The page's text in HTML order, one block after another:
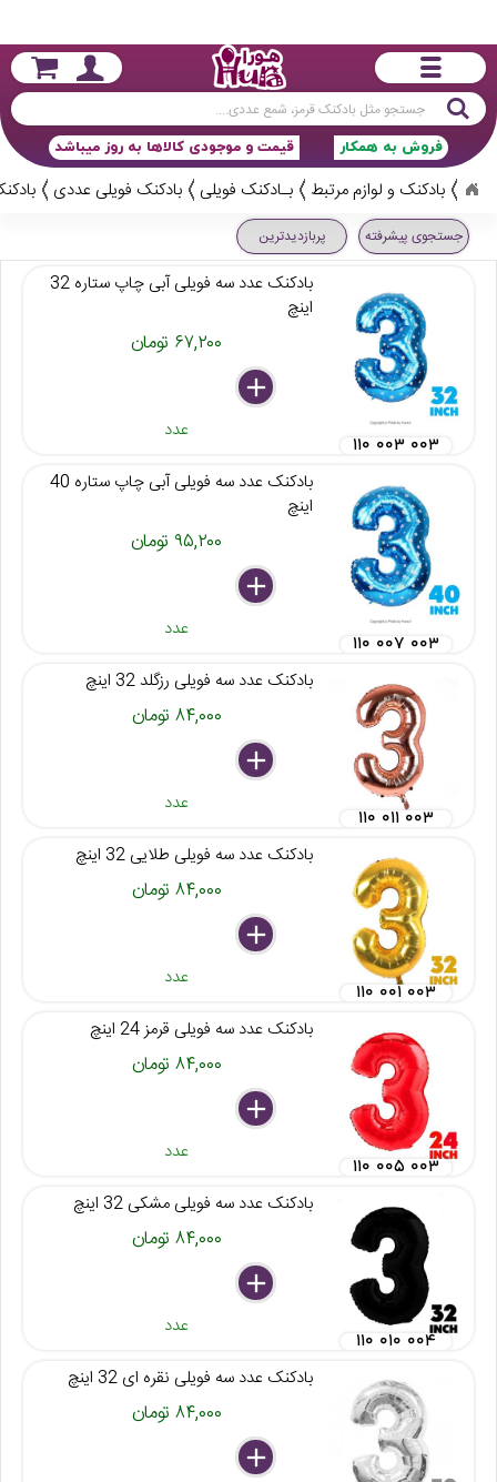
جستجو
قیمت و موجودی کالاها به روز میباشد فروش به همکار
بادکنک و لوازم مرتبط بـادکنک فویلی بادکنک فویلی عددی
جستجوی پیشرفته پربازدیدترین
بادکنک عدد سه فویلی آبی چاپ ستاره 32
اینچ
۶۷,۲۰۰ تومان
delete
remove
add
عدد
۱۱۰ ۰۰۳ ۰۰۳
بادکنک عدد سه فویلی آبی چاپ ستاره 40
اینچ
۹۵,۲۰۰ تومان
delete
remove
add
عدد
۱۱۰ ۰۰۷ ۰۰۳
بادکنک عدد سه فویلی رزگلد 32 اینچ
۸۴,۰۰۰ تومان
delete
remove
add
عدد
۱۱۰ ۰۱۱ ۰۰۳
بادکنک عدد سه فویلی طلایی 32 اینچ
۸۴,۰۰۰ تومان
delete
remove
add
عدد
۱۱۰ ۰۰۱ ۰۰۳
بادکنک عدد سه فویلی قرمز 24 اینچ
۸۴,۰۰۰ تومان
delete
remove
add
عدد
۱۱۰ ۰۰۵ ۰۰۳
بادکنک عدد سه فویلی مشکی 32 اینچ
۸۴,۰۰۰ تومان
delete
remove
add
عدد
۱۱۰ ۰۱۰ ۰۰۴
بادکنک عدد سه فویلی نقره ای 32 اینچ
۸۴,۰۰۰ تومان
delete
remove
add